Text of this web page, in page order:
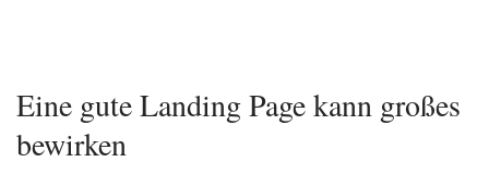
Eine gute Landing Page kann großes
bewirken